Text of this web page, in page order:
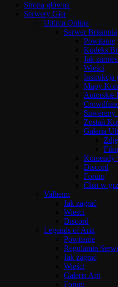
Strona główna
Serwery Gier
Ultima Online
Serwer Britannia
Powitanie
Kodeks
Jak
Wieści
Instrukcja
Mapy
Autorskie
Zostań
Galeria
Komendy
Discord
Forum
Chat w
Valheim
Jak zagrać
Wieści
Discord
Legends of Aria
Powitanie
Regulamin
Jak zagrać
Wieści
Galeria Arii
Forum